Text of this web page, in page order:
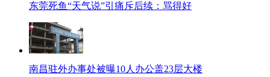
东莞死鱼“天气说”引痛斥后续：骂得好
南昌驻外办事处被曝10人办公盖23层大楼